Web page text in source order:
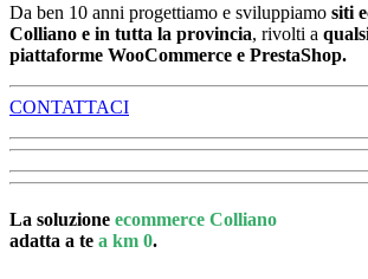
Da ben 10 anni progettiamo e sviluppiamo siti
Colliano e in tutta la provincia, rivolti a
piattaforme WooCommerce e PrestaShop.
CONTATTACI
La soluzione ecommerce Colliano
adatta a te a km 0.